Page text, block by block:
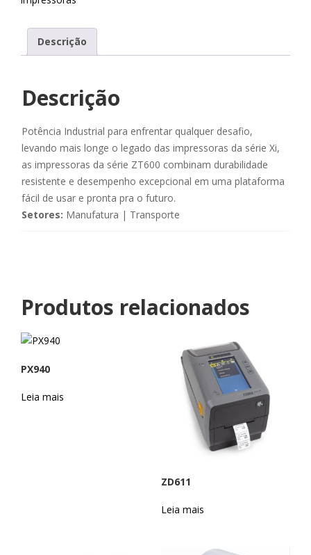
Descrição
Descrição
Potência Industrial para enfrentar qualquer desafio,
levando mais longe o legado das impressoras da série Xi,
as impressoras da série ZT600 combinam durabilidade
resistente e desempenho excepcional em uma plataforma
fácil de usar e pronta pra o futuro.
Setores: Manufatura | Transporte
Produtos relacionados
PX940
Leia mais
ZD611
Leia mais